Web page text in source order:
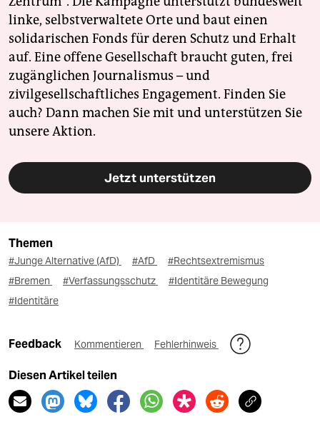
linke, selbstverwaltete Orte und baut einen
solidarischen Fonds für deren Schutz und Erhalt
auf. Eine offene Gesellschaft braucht guten, frei
zugänglichen Journalismus – und
zivilgesellschaftliches Engagement. Finden Sie
auch? Dann machen Sie mit und unterstützen Sie
unsere Aktion.
Jetzt unterstützen
Themen
#Junge Alternative (AfD) #AfD
#Rechtsextremismus
#Bremen
#Verfassungsschutz
#Identitäre Bewegung
#Identitäre
Feedback Kommentieren Fehlerhinweis
Diesen Artikel teilen